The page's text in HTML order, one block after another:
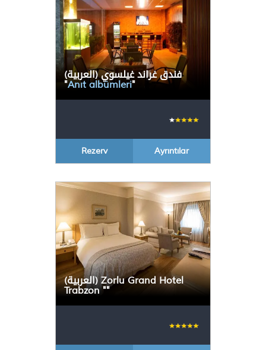
(العربية) فندق غراند غيلسوي
"Anıt albümleri"
Rezerv Ayrıntılar
(العربية) Zorlu Grand Hotel
Trabzon ""